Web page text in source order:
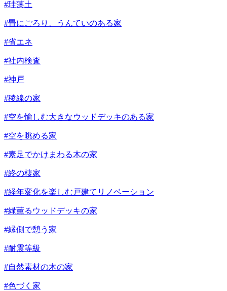
#珪藻土
#畳にごろり、うんていのある家
#省エネ
#社内検査
#神戸
#稜線の家
#空を愉しむ大きなウッドデッキのある家
#空を眺める家
#素足でかけまわる木の家
#終の棲家
#経年変化を楽しむ戸建てリノベーション
#緑薫るウッドデッキの家
#縁側で憩う家
#耐震等級
#自然素材の木の家
#色づく家